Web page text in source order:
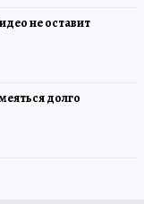
не оставит
долго